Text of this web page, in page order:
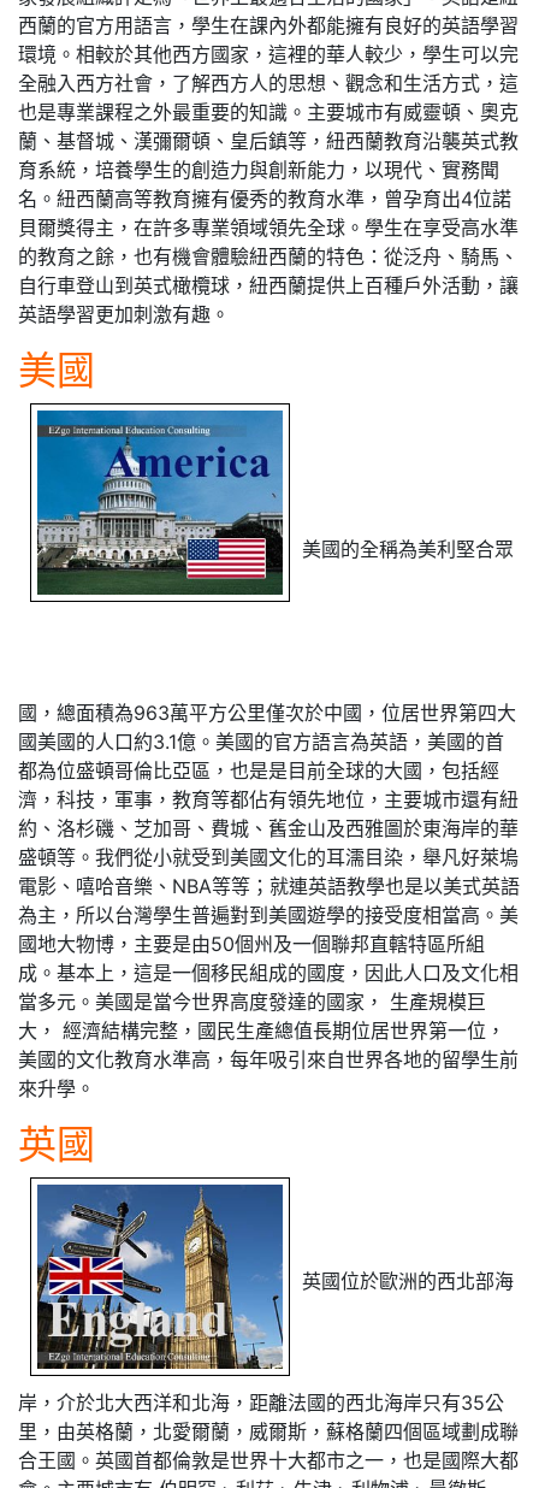
西蘭的官方用語言，學生在課內外都能擁有良好的英語學習
環境。相較於其他西方國家，這裡的華人較少，學生可以完
全融入西方社會，了解西方人的思想、觀念和生活方式，這
也是專業課程之外最重要的知識。主要城市有威靈頓、奧克
蘭、基督城、漢彌爾頓、皇后鎮等，紐西蘭教育沿襲英式教
育系統，培養學生的創造力與創新能力，以現代、實務聞
名。紐西蘭高等教育擁有優秀的教育水準，曾孕育出4位諾
貝爾獎得主，在許多專業領域領先全球。學生在享受高水準
的教育之餘，也有機會體驗紐西蘭的特色：從泛舟、騎馬、
自行車登山到英式橄欖球，紐西蘭提供上百種戶外活動，讓
英語學習更加刺激有趣。
美國
美國的全稱為美利堅合眾
國，總面積為963萬平方公里僅次於中國，位居世界第四大
國美國的人口約3.1億。美國的官方語言為英語，美國的首
都為位盛頓哥倫比亞區，也是是目前全球的大國，包括經
濟，科技，軍事，教育等都佔有領先地位，主要城市還有紐
約、洛杉磯、芝加哥、費城、舊金山及西雅圖於東海岸的華
盛頓等。我們從小就受到美國文化的耳濡目染，舉凡好萊塢
電影、嘻哈音樂、NBA等等；就連英語教學也是以美式英語
為主，所以台灣學生普遍對到美國遊學的接受度相當高。美
國地大物博，主要是由50個州及一個聯邦直轄特區所組
成。基本上，這是一個移民組成的國度，因此人口及文化相
當多元。美國是當今世界高度發達的國家， 生產規模巨
大， 經濟結構完整，國民生產總值長期位居世界第一位，
美國的文化教育水準高，每年吸引來自世界各地的留學生前
來升學。
英國
英國位於歐洲的西北部海
岸，介於北大西洋和北海，距離法國的西北海岸只有35公
里，由英格蘭，北愛爾蘭，威爾斯，蘇格蘭四個區域劃成聯
合王國。英國首都倫敦是世界十大都市之一，也是國際大都